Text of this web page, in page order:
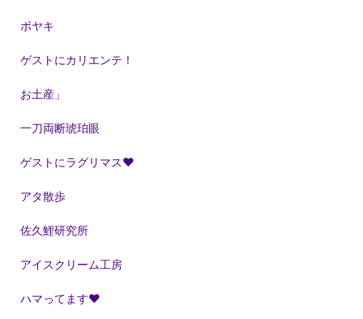
ボヤキ
ゲストにカリエンテ！
お土産」
一刀両断琥珀眼
ゲストにラグリマス❤
アタ散歩
佐久鯉研究所
アイスクリーム工房
ハマってます❤